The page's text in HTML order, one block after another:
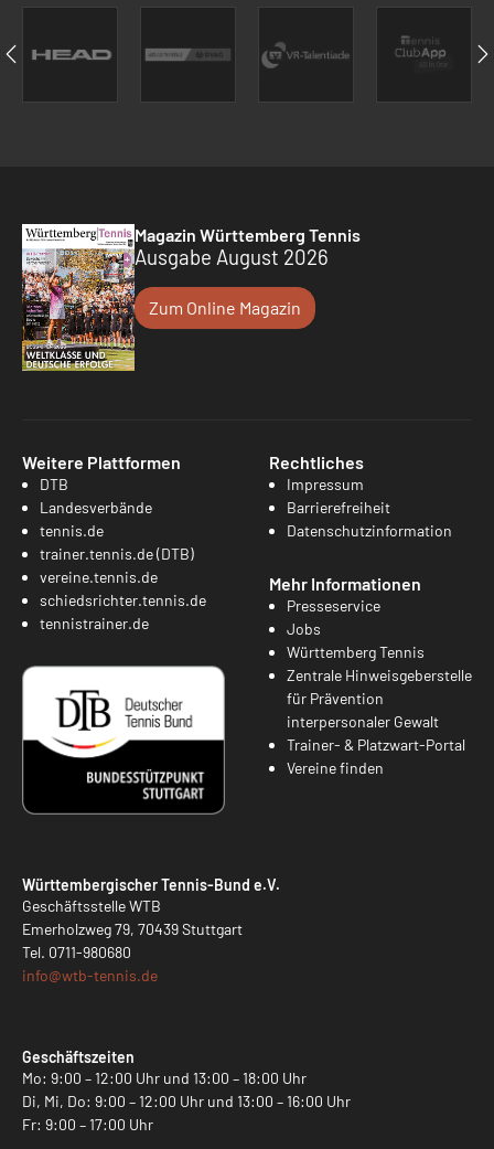
Magazin Württemberg Tennis
Ausgabe August 2026
Zum Online Magazin
Weitere Plattformen
DTB
Landesverbände
tennis.de
trainer.tennis.de (DTB)
vereine.tennis.de
schiedsrichter.tennis.de
tennistrainer.de
Rechtliches
Impressum
Barrierefreiheit
Datenschutzinformation
Mehr Informationen
Presseservice
Jobs
Württemberg Tennis
Zentrale Hinweisgeberstelle
für Prävention
interpersonaler Gewalt
Trainer- & Platzwart-Portal
Vereine finden
Württembergischer Tennis-Bund e.V.
Geschäftsstelle WTB
Emerholzweg 79, 70439 Stuttgart
Tel. 0711-980680
info@wtb-tennis.de
Geschäftszeiten
Mo: 9:00 – 12:00 Uhr und 13:00 – 18:00 Uhr
Di, Mi, Do: 9:00 – 12:00 Uhr und 13:00 – 16:00 Uhr
Fr: 9:00 – 17:00 Uhr